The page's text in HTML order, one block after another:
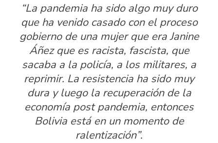
“La pandemia ha sido algo muy duro
que ha venido casado con el proceso
gobierno de una mujer que era Janine
Áñez que es racista, fascista, que
sacaba a la policía, a los militares, a
reprimir. La resistencia ha sido muy
dura y luego la recuperación de la
economía post pandemia, entonces
Bolivia está en un momento de
ralentización”.